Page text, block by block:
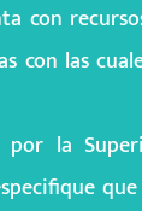
con
con las
la